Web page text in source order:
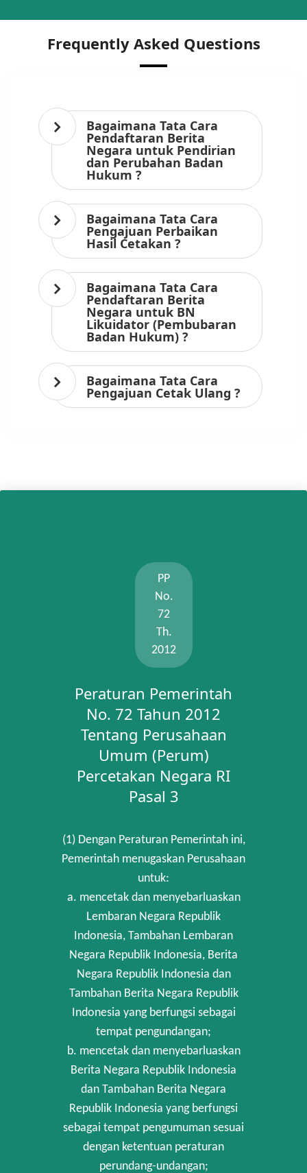
Frequently Asked Questions
Bagaimana Tata Cara
Pendaftaran Berita
Negara untuk Pendirian
dan Perubahan Badan
Hukum ?
Bagaimana Tata Cara
Pengajuan Perbaikan
Hasil Cetakan ?
Bagaimana Tata Cara
Pendaftaran Berita
Negara untuk BN
Likuidator (Pembubaran
Badan Hukum) ?
Bagaimana Tata Cara
Pengajuan Cetak Ulang ?
PP
No.
72
Th.
2012
Peraturan Pemerintah
No. 72 Tahun 2012
Tentang Perusahaan
Umum (Perum)
Percetakan Negara RI
Pasal 3
(1) Dengan Peraturan Pemerintah ini,
Pemerintah menugaskan Perusahaan
untuk:
a. mencetak dan menyebarluaskan
Lembaran Negara Republik
Indonesia, Tambahan Lembaran
Negara Republik Indonesia, Berita
Negara Republik Indonesia dan
Tambahan Berita Negara Republik
Indonesia yang berfungsi sebagai
tempat pengundangan;
b. mencetak dan menyebarluaskan
Berita Negara Republik Indonesia
dan Tambahan Berita Negara
Republik Indonesia yang berfungsi
sebagai tempat pengumuman sesuai
dengan ketentuan peraturan
perundang-undangan;